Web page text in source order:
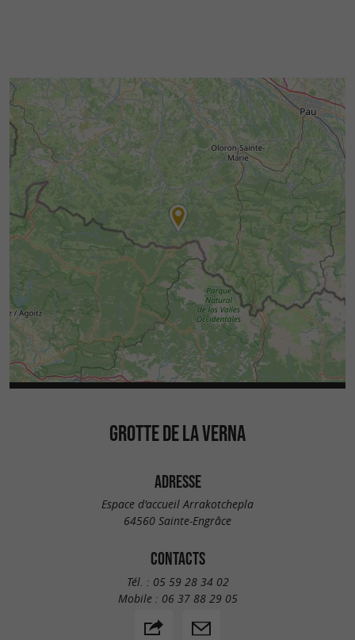
À RETROUVER SURLE BLOG DU
GUIDE BÉARN PYRÉNÉES...
Aventure insolite dans les entrailles de la Terre :
la Grotte de la Verna
GROTTE DE LA VERNA
ADRESSE
Espace d'accueil Arrakotchepla
64560 Sainte-Engrâce
CONTACTS
Tél. : 05 59 28 34 02
Mobile : 06 37 88 29 05